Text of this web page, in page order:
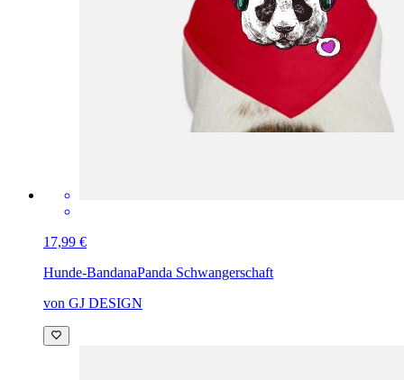
17,99 €
Hunde-BandanaPanda Schwangerschaft
von GJ DESIGN